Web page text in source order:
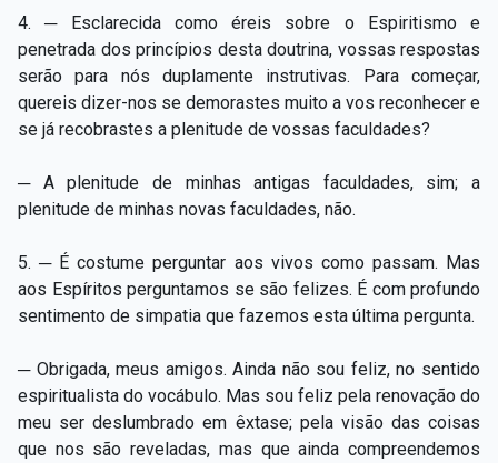
4. ─ Esclarecida como éreis sobre o Espiritismo e
penetrada dos princípios desta doutrina, vossas respostas
serão para nós duplamente instrutivas. Para começar,
quereis dizer-nos se demorastes muito a vos reconhecer e
se já recobrastes a plenitude de vossas faculdades?
─ A plenitude de minhas antigas faculdades, sim; a
plenitude de minhas novas faculdades, não.
5. ─ É costume perguntar aos vivos como passam. Mas
aos Espíritos perguntamos se são felizes. É com profundo
sentimento de simpatia que fazemos esta última pergunta.
─ Obrigada, meus amigos. Ainda não sou feliz, no sentido
espiritualista do vocábulo. Mas sou feliz pela renovação do
meu ser deslumbrado em êxtase; pela visão das coisas
que nos são reveladas, mas que ainda compreendemos